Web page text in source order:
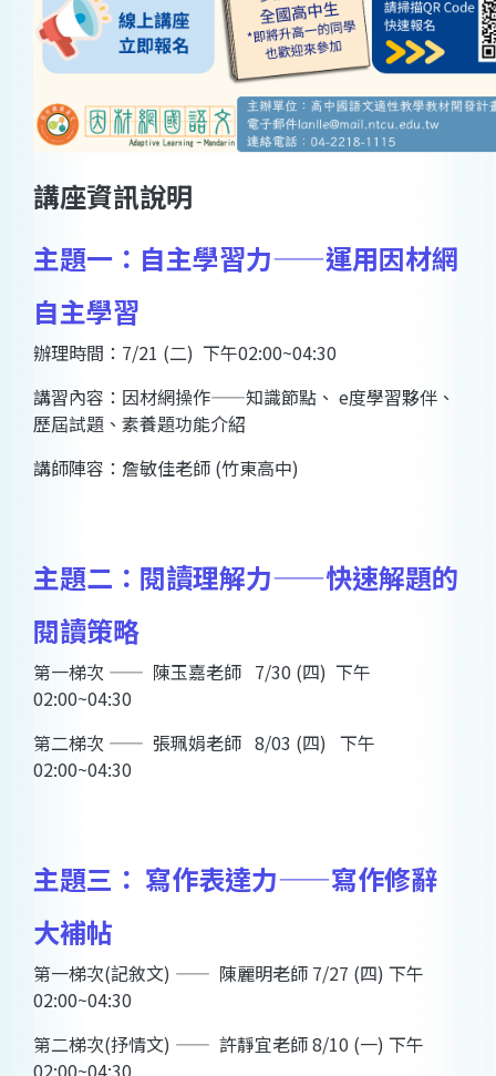
講座資訊說明
主題一：自主學習力——運用因材網
自主學習
辦理時間：7/21 (二) 下午02:00~04:30
講習內容：因材網操作——知識節點、 e度學習夥伴、
歷屆試題、素養題功能介紹
講師陣容：詹敏佳老師 (竹東高中)
主題二：閱讀理解力——快速解題的
閱讀策略
第一梯次 —— 陳玉嘉老師 7/30 (四) 下午
02:00~04:30
第二梯次 —— 張珮娟老師 8/03 (四) 下午
02:00~04:30
主題三： 寫作表達力——寫作修辭
大補帖
第一梯次(記敘文) —— 陳麗明老師 7/27 (四) 下午
02:00~04:30
第二梯次(抒情文) —— 許靜宜老師 8/10 (一) 下午